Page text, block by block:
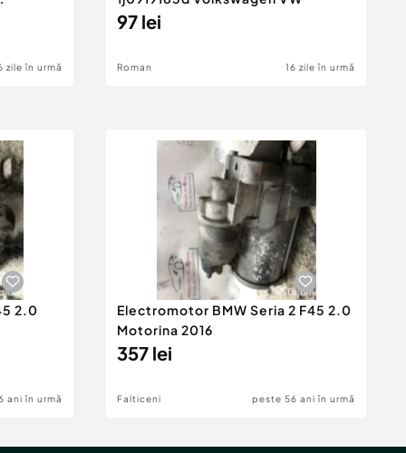
zile în urmă
97 lei
Roman 16 zile în urmă
2.0
ani în urmă
Electromotor BMW Seria 2 F45 2.0
Motorina 2016
357 lei
Falticeni peste 56 ani în urmă